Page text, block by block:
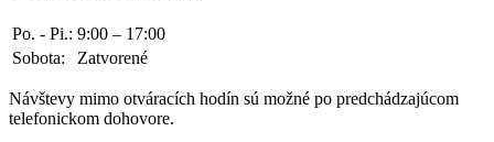
Po. - Pi.: 9:00 – 17:00
Sobota:
Zatvorené
Návštevy mimo otváracích hodín sú možné po predchádzajúcom
telefonickom dohovore.